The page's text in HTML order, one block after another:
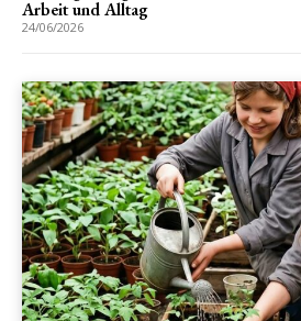
Arbeit und Alltag
24/06/2026